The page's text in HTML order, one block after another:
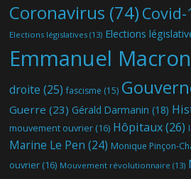
Coronavirus (74) Covid-
Elections législatives (13) Elections
Emmanuel Macron
droite (25) fascisme (15)
Guerre (23) Gérald Darmanin (18)
mouvement ouvrier (16) Hôpitaux(26)
Marine Le Pen (24) Monique Pinçon-
ouvrier (16) Mouvement révolutionnaire (13)